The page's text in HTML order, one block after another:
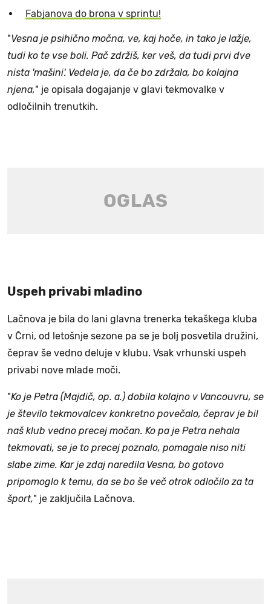
Fabjanova do brona v sprintu!
"Vesna je psihično močna, ve, kaj hoče, in tako je lažje,
tudi ko te vse boli. Pač zdržiš, ker veš, da tudi prvi dve
nista 'mašini'. Vedela je, da če bo zdržala, bo kolajna
njena," je opisala dogajanje v glavi tekmovalke v
odločilnih trenutkih.
Uspeh privabi mladino
Lačnova je bila do lani glavna trenerka tekaškega kluba
v Črni, od letošnje sezone pa se je bolj posvetila družini,
čeprav še vedno deluje v klubu. Vsak vrhunski uspeh
privabi nove mlade moči.
"Ko je Petra (Majdič, op. a.) dobila kolajno v Vancouvru, se
je število tekmovalcev konkretno povečalo, čeprav je bil
naš klub vedno precej močan. Ko pa je Petra nehala
tekmovati, se je to precej poznalo, pomagale niso niti
slabe zime. Kar je zdaj naredila Vesna, bo gotovo
pripomoglo k temu, da se bo še več otrok odločilo za ta
šport," je zaključila Lačnova.